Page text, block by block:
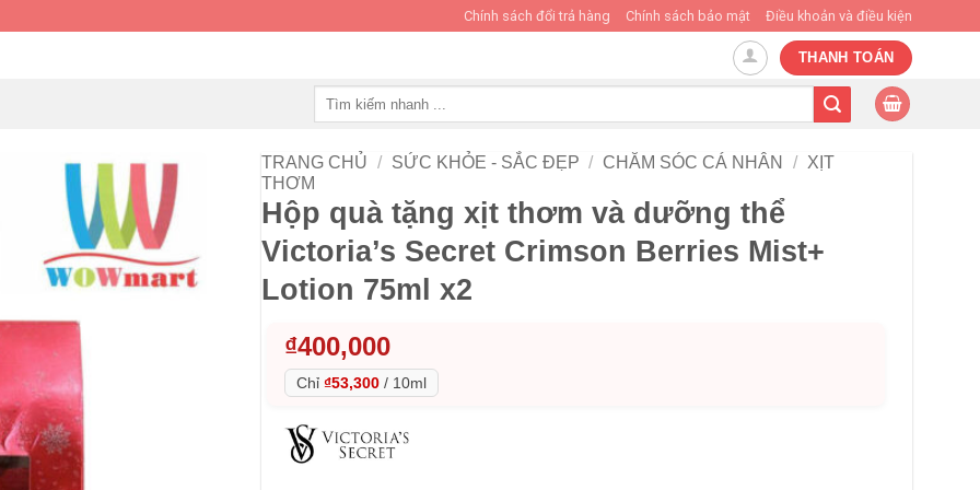
Chính sách đổi trả hàng Chính sách bảo mật Điều khoản và điều kiện
THANH TOÁN
TRANG CHỦ / SỨC KHỎE - SẮC ĐẸP / CHĂM SÓC CÁ NHÂN / XỊT
THƠM
Hộp quà tặng xịt thơm và dưỡng thể
Victoria’s Secret Crimson Berries Mist+
Lotion 75ml x2
₫400,000
Chỉ ₫53,300 / 10ml